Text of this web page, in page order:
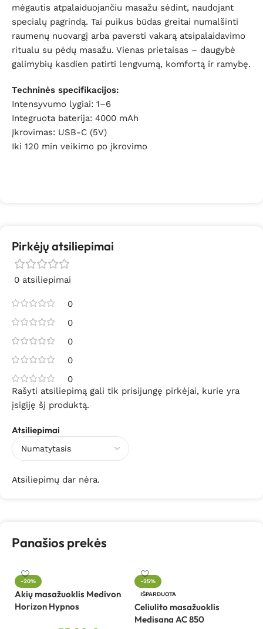
mėgautis atpalaiduojančiu masažu sėdint, naudojant
specialų pagrindą. Tai puikus būdas greitai numalšinti
raumenų nuovargį arba paversti vakarą atsipalaidavimo
ritualu su pėdų masažu. Vienas prietaisas – daugybė
galimybių kasdien patirti lengvumą, komfortą ir ramybę.
Techninės specifikacijos:
Intensyvumo lygiai: 1–6
Integruota baterija: 4000 mAh
Įkrovimas: USB-C (5V)
Iki 120 min veikimo po įkrovimo
Pirkėjų atsiliepimai
0 atsiliepimai
0
0
0
0
0
Atsiliepimai
Atsiliepimų dar nėra.
Rašyti atsiliepimą gali tik prisijungę pirkėjai, kurie yra
įsigiję šį produktą.
Panašios prekės
-20%
Akių masažuoklis Medivon
Horizon Hypnos
-25%
IŠPARDUOTA
Celiulito masažuoklis
Medisana AC 850